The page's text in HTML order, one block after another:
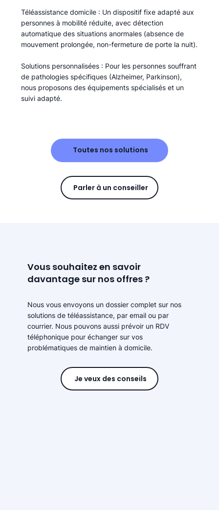
Téléassistance domicile : Un dispositif fixe adapté aux
personnes à mobilité réduite, avec détection
automatique des situations anormales (absence de
mouvement prolongée, non-fermeture de porte la nuit).
Solutions personnalisées : Pour les personnes souffrant
de pathologies spécifiques (Alzheimer, Parkinson),
nous proposons des équipements spécialisés et un
suivi adapté.
Toutes nos solutions
Parler à un conseiller
Vous souhaitez en savoir
davantage sur nos offres ?
Nous vous envoyons un dossier complet sur nos
solutions de téléassistance, par email ou par
courrier. Nous pouvons aussi prévoir un RDV
téléphonique pour échanger sur vos
problématiques de maintien à domicile.
Je veux des conseils